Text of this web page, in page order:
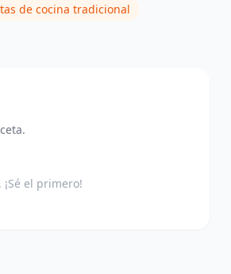
de cocina tradicional
el primero!